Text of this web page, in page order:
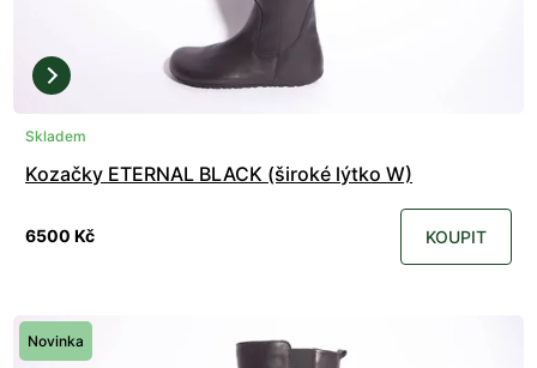
Skladem
Kozačky ETERNAL BLACK (široké lýtko W)
6500 Kč KOUPIT
Novinka